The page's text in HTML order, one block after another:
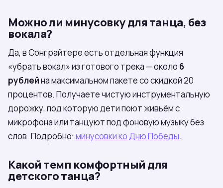
Можно ли минусовку для танца, без
вокала?
Да, в Сонграйтере есть отдельная функция
«убрать вокал» из готового трека — около 6
рублейна максимальном пакете со скидкой 20
процентов. Получаете чистую инструментальную
дорожку, под которую дети поют живьём с
микрофона или танцуют под фоновую музыку без
слов. Подробно: минусовки ко Дню Победы.
Какой темп комфортный для
детского танца?